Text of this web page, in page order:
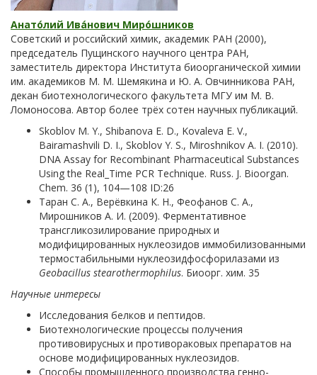
Анато́лий Ива́нович Миро́шников
Советский и российский химик, академик РАН (2000),
председатель Пущинского научного центра РАН,
заместитель директора Института биоорганической химии
им. академиков М. М. Шемякина и Ю. А. Овчинникова РАН,
декан биотехнологического факультета МГУ им М. В.
Ломоносова. Автор более трёх сотен научных публикаций.
Skoblov M. Y., Shibanova E. D., Kovaleva E. V.,
Bairamashvili D. I., Skoblov Y. S., Miroshnikov A. I. (2010).
DNA Assay for Recombinant Pharmaceutical Substances
Using the Real_Time PCR Technique. Russ. J. Bioorgan.
Chem. 36 (1), 104—108 ID:26
Таран С. А., Верёвкина К. Н., Феофанов С. А.,
Мирошников А. И. (2009). Ферментативное
трансгликозилирование природных и
модифицированных нуклеозидов иммобилизованными
термостабильными нуклеозидфосфорилазами из
Geobacillus stearothermophilus. Биоорг. хим. 35
Научные интересы
Исследования белков и пептидов.
Биотехнологические процессы получения
противовирусных и противораковых препаратов на
основе модифицированных нуклеозидов.
Способы промышленного производства генно-